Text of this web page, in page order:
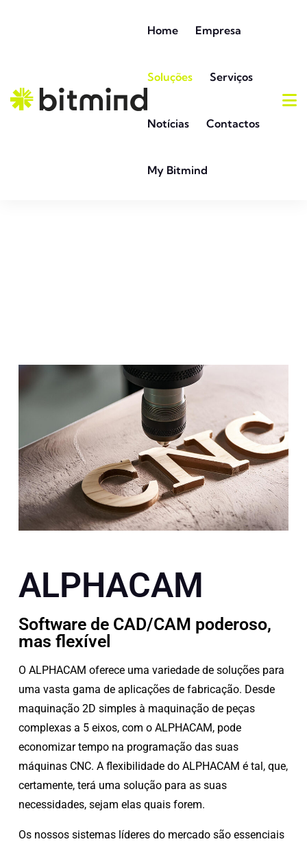
Home Empresa
Soluções Serviços
Notícias Contactos
My Bitmind
ALPHACAM
Software de CAD/CAM poderoso,
mas flexível
O ALPHACAM oferece uma variedade de soluções para
uma vasta gama de aplicações de fabricação. Desde
maquinação 2D simples à maquinação de peças
complexas a 5 eixos, com o ALPHACAM, pode
economizar tempo na programação das suas
máquinas CNC. A flexibilidade do ALPHACAM é tal, que,
certamente, terá uma solução para as suas
necessidades, sejam elas quais forem.
Os nossos sistemas líderes do mercado são essenciais